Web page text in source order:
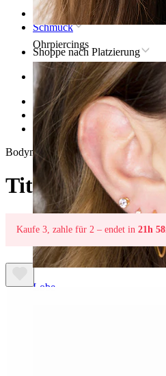
Ohrpiercings
Lobe
Startseite
Schmuck
Shoppe nach Platzierung
Ohr
Helix
Titan-helix-piercingschmuck
Titan-Labret mit zwei
Bodymod Premium
Titan-Labret mit
Kaufe 3, zahle für 2 – endet in 21h